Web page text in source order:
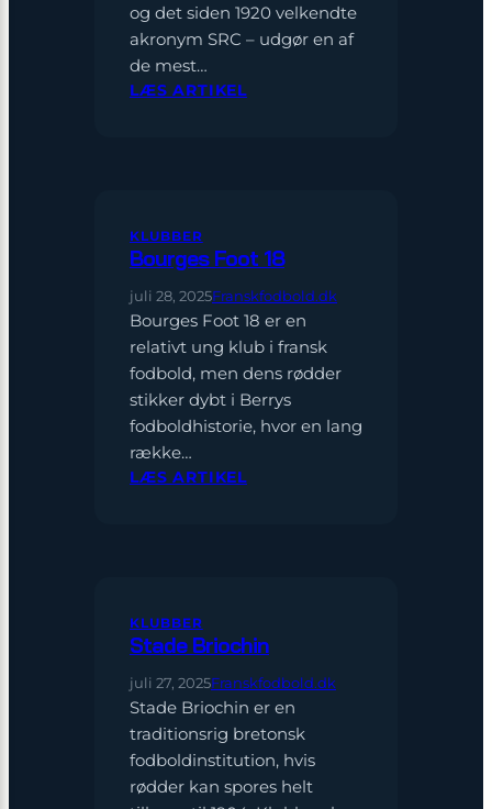
og det siden 1920 velkendte
akronym SRC – udgør en af
de mest…
LÆS ARTIKEL
KLUBBER
Bourges Foot 18
juli 28, 2025Franskfodbold.dk
Bourges Foot 18 er en
relativt ung klub i fransk
fodbold, men dens rødder
stikker dybt i Berrys
fodboldhistorie, hvor en lang
række…
LÆS ARTIKEL
KLUBBER
Stade Briochin
juli 27, 2025Franskfodbold.dk
Stade Briochin er en
traditionsrig bretonsk
fodboldinstitution, hvis
rødder kan spores helt